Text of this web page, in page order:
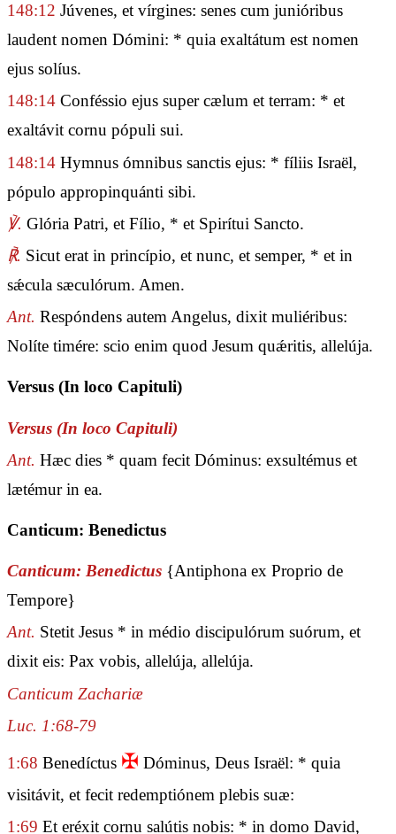
148:12 Júvenes, et vírgines: senes cum junióribus
laudent nomen Dómini: * quia exaltátum est nomen
ejus solíus.
148:14 Conféssio ejus super cælum et terram: * et
exaltávit cornu pópuli sui.
148:14 Hymnus ómnibus sanctis ejus: * fíliis Israël,
pópulo appropinquánti sibi.
℣. Glória Patri, et Fílio, * et Spirítui Sancto.
℟. Sicut erat in princípio, et nunc, et semper, * et in
sǽcula sæculórum. Amen.
Ant. Respóndens autem Angelus, dixit muliéribus:
Nolíte timére: scio enim quod Jesum quǽritis, allelúja.
Versus (In loco Capituli)
Versus (In loco Capituli)
Ant. Hæc dies * quam fecit Dóminus: exsultémus et
lætémur in ea.
Canticum: Benedictus
Canticum: Benedictus {Antiphona ex Proprio de
Tempore}
Ant. Stetit Jesus * in médio discipulórum suórum, et
dixit eis: Pax vobis, allelúja, allelúja.
Canticum Zachariæ
Luc. 1:68-79
1:68 Benedíctus ✠ Dóminus, Deus Israël: * quia
visitávit, et fecit redemptiónem plebis suæ:
1:69 Et eréxit cornu salútis nobis: * in domo David,